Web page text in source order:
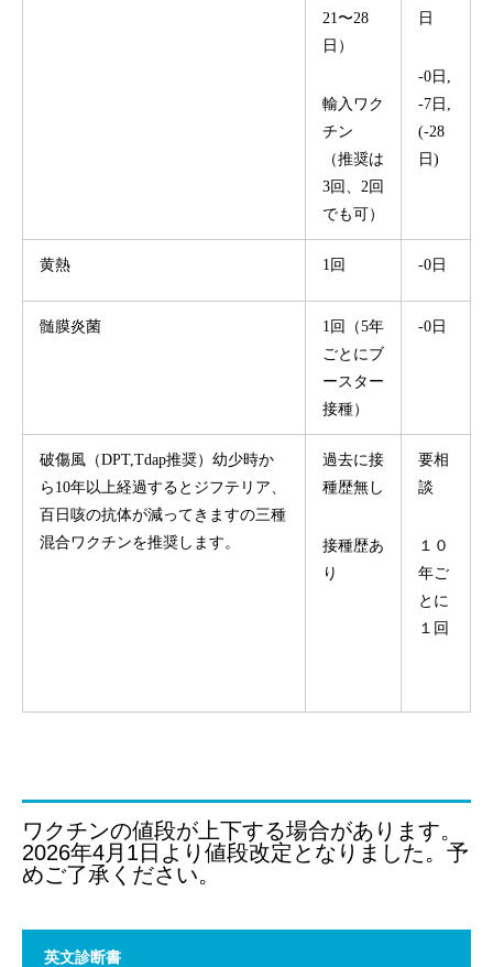
21〜28
日）
輸入ワク
チン
（推奨は
3回、2回
でも可）
日
-0日,
-7日,
(-28
日)
黄熱 1回 -0日
髄膜炎菌
1回（5年
ごとにブ
ースター
接種）
-0日
破傷風（DPT,Tdap推奨）幼少時か
ら10年以上経過するとジフテリア、
百日咳の抗体が減ってきますの三種
混合ワクチンを推奨します。
過去に接
種歴無し
接種歴あ
り
要相
談
１０
年ご
とに
１回
ワクチンの値段が上下する場合があります。
2026年4月1日より値段改定となりました。予
めご了承ください。
英文診断書